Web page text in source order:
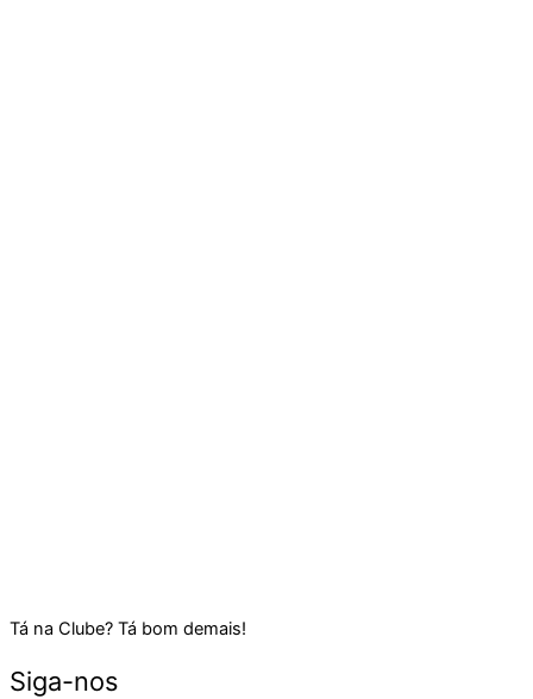
Tá na Clube? Tá bom demais!
Siga-nos